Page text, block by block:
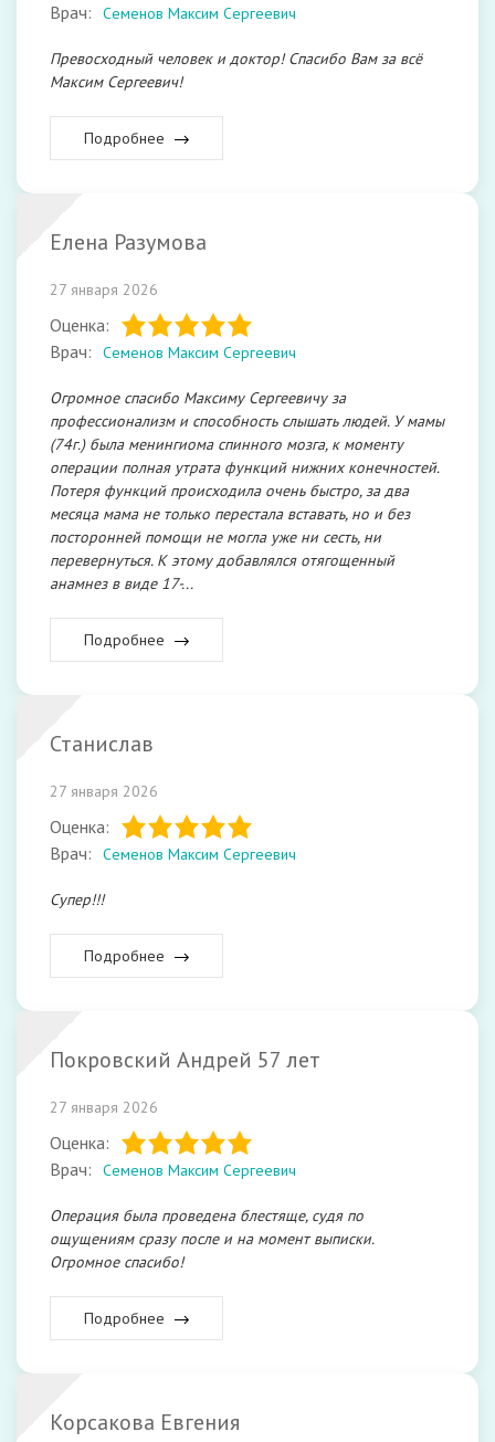
Врач:
Семенов Максим Сергеевич
Превосходный человек и доктор! Спасибо Вам за всё
Максим Сергеевич!
Подробнее
Елена Разумова
27 января 2026
Оценка:
Врач:
Семенов Максим Сергеевич
Огромное спасибо Максиму Сергеевичу за
профессионализм и способность слышать людей. У мамы
(74г.) была менингиома спинного мозга, к моменту
операции полная утрата функций нижних конечностей.
Потеря функций происходила очень быстро, за два
месяца мама не только перестала вставать, но и без
посторонней помощи не могла уже ни сесть, ни
перевернуться. К этому добавлялся отягощенный
анамнез в виде 17-...
Подробнее
Станислав
27 января 2026
Оценка:
Врач:
Семенов Максим Сергеевич
Супер!!!
Подробнее
Покровский Андрей 57 лет
27 января 2026
Оценка:
Врач:
Семенов Максим Сергеевич
Операция была проведена блестяще, судя по
ощущениям сразу после и на момент выписки.
Огромное спасибо!
Подробнее
Корсакова Евгения